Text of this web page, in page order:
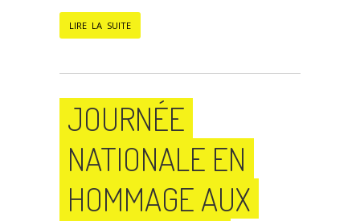
LIRE LA SUITE
JOURNÉE
NATIONALE EN
HOMMAGE AUX